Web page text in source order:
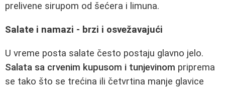
prelivene sirupom od šećera i limuna.
Salate i namazi - brzi i osvežavajući
U vreme posta salate često postaju glavno jelo.
Salata sa crvenim kupusom i tunjevinom priprema
se tako što se trećina ili četvrtina manje glavice